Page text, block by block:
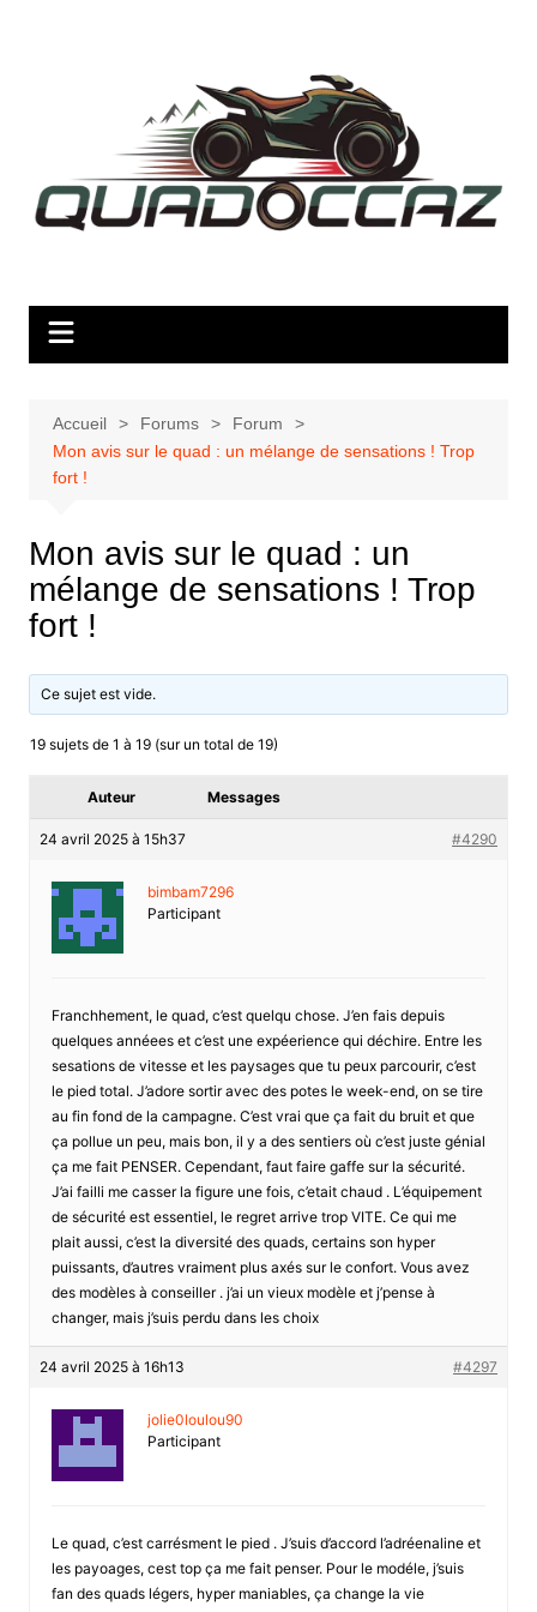
Accueil Forums
Forum
Mon avis sur le quad : un mélange de sensations ! Trop
fort !
Mon avis sur le quad : un
mélange de sensations ! Trop
fort !
Ce sujet est vide.
19 sujets de 1 à 19 (sur un total de 19)
Auteur Messages
24 avril 2025 à 15h37 #4290
bimbam7296
Participant
Franchhement, le quad, c’est quelqu chose. J’en fais depuis
quelques annéees et c’est une expéerience qui déchire. Entre les
sesations de vitesse et les paysages que tu peux parcourir, c’est
le pied total. J’adore sortir avec des potes le week-end, on se tire
au fin fond de la campagne. C’est vrai que ça fait du bruit et que
ça pollue un peu, mais bon, il y a des sentiers où c’est juste génial
ça me fait PENSER. Cependant, faut faire gaffe sur la sécurité.
J’ai failli me casser la figure une fois, c’etait chaud . L’équipement
de sécurité est essentiel, le regret arrive trop VITE. Ce qui me
plait aussi, c’est la diversité des quads, certains son hyper
puissants, d’autres vraiment plus axés sur le confort. Vous avez
des modèles à conseiller . j’ai un vieux modèle et j’pense à
changer, mais j’suis perdu dans les choix
24 avril 2025 à 16h13 #4297
jolie0loulou90
Participant
Le quad, c’est carrésment le pied . J’suis d’accord l’adréenaline et
les payoages, cest top ça me fait penser. Pour le modéle, j’suis
fan des quads légers, hyper maniables, ça change la vie